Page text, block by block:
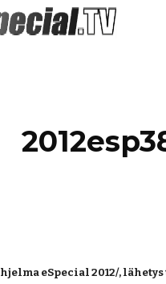
content
eSpecial 2012/, lähetys